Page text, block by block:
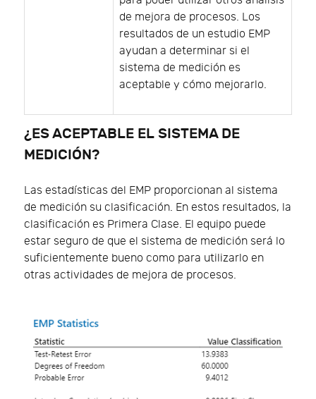
de mejora de procesos. Los
resultados de un estudio EMP
ayudan a determinar si el
sistema de medición es
aceptable y cómo mejorarlo.
¿ES ACEPTABLE EL SISTEMA DE
MEDICIÓN?
Las estadísticas del EMP proporcionan al sistema
de medición su clasificación. En estos resultados, la
clasificación es Primera Clase. El equipo puede
estar seguro de que el sistema de medición será lo
suficientemente bueno como para utilizarlo en
otras actividades de mejora de procesos.